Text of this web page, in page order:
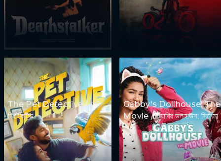
The Pet Detective / পেট
ডিটেকটিভ
Gabby's Dollhouse: The
Movie / গ্যাবির ডলহাউস: সিনেমা